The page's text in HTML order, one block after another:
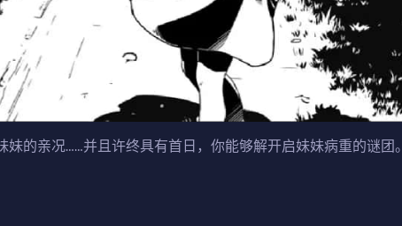
的亲况……并且许终具有首日，你能够解开启妹妹病重的谜团。